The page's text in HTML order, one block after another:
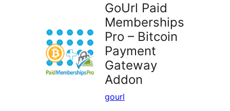
GoUrl Paid
Memberships
Pro – Bitcoin
Payment
Gateway
Addon
gourl